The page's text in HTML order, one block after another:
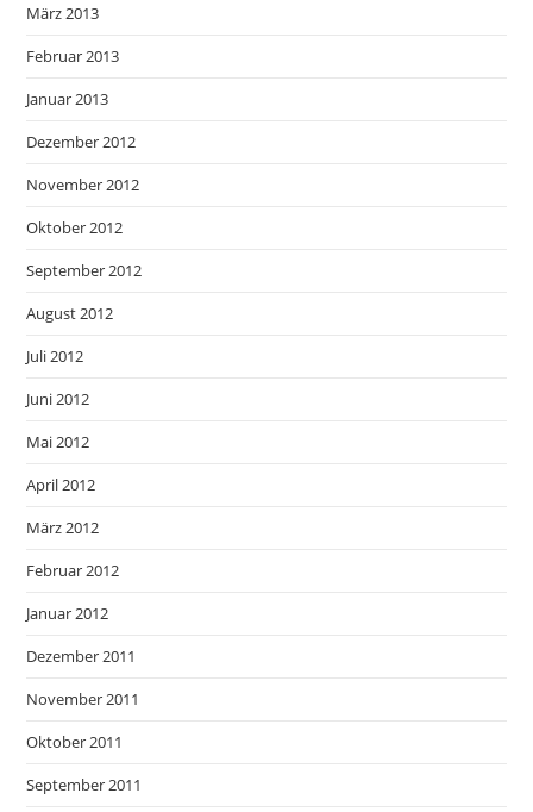
März 2013
Februar 2013
Januar 2013
Dezember 2012
November 2012
Oktober 2012
September 2012
August 2012
Juli 2012
Juni 2012
Mai 2012
April 2012
März 2012
Februar 2012
Januar 2012
Dezember 2011
November 2011
Oktober 2011
September 2011